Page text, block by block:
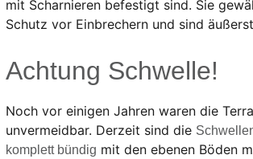
mit Scharnieren befestigt sind. Sie
Schutz vor Einbrechern und sind
Achtung Schwelle!
Noch vor einigen Jahren waren die
unvermeidbar. Derzeit sind die
komplett bündig mit den ebenen Böden